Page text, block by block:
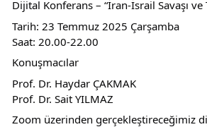
Dijital Konferans – “İran-İsrail Savaşı ve
Tarih: 23 Temmuz 2025 Çarşamba
Saat: 20.00-22.00
Konuşmacılar
Prof. Dr. Haydar ÇAKMAK
Prof. Dr. Sait YILMAZ
Zoom üzerinden gerçekleştireceğimiz